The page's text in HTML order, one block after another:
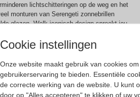
lichtschitteringen op de weg en het
monturen van Serengeti zonnebrillen
glazen. Welk iconisch design spreekt jou
Sterkte
een bril? Dan is het prettig om ook een
te hebben, zodat je overal goed zicht
profiteren van de mogelijkheid om je ogen
een afspraak voor een gratis oogmeting
Cookie instellingen
Onze website maakt gebruik van cookies
gebruikerservaring te bieden. Essentiële
de correcte werking van de website. U kunt
door op "Alles accepteren" te klikken of uw